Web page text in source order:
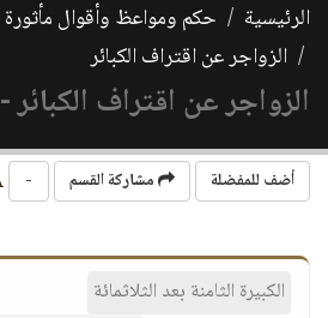
الرئيسية
حكم ومواعظ وأقوال مأثورة
الزواجر عن اقتراف الكبائر
الزواجر عن اقتراف الكبائر - 18
أضف للمفضلة مشاركة القسم -
الكبيرة الثامنة بعد الثلاثمائة